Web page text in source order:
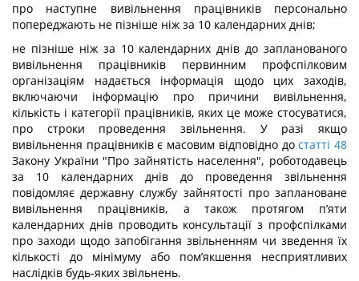
про наступне вивільнення працівників персонально
попереджають не пізніше ніж за 10 календарних днів;
не пізніше ніж за 10 календарних днів до запланованого
вивільнення працівників первинним профспілковим
організаціям надається інформація щодо цих заходів,
включаючи інформацію про причини вивільнення,
кількість і категорії працівників, яких це може стосуватися,
про строки проведення звільнення. У разі якщо
вивільнення працівників є масовим відповідно достатті 48
Закону України "Про зайнятість населення", роботодавець
за 10 календарних днів до проведення звільнення
повідомляє державну службу зайнятості про заплановане
вивільнення працівників, а також протягом п’яти
календарних днів проводить консультації з профспілками
про заходи щодо запобігання звільненням чи зведення їх
кількості до мінімуму або пом’якшення несприятливих
наслідків будь-яких звільнень.